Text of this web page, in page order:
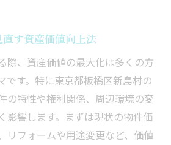
す資産価値向上法
際、資産価値の最大化は多くの方
です。特に東京都板橋区新島村の
の特性や権利関係、周辺環境の変
影響します。まずは現状の物件価
リフォームや用途変更など、価値